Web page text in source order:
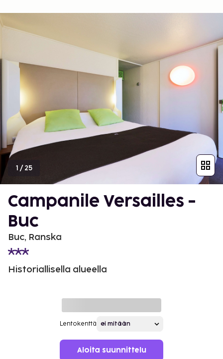
1 /25
Campanile Versailles -
Buc
Buc, Ranska
Historiallisella alueella
Lentokenttä
Aloita suunnittelu